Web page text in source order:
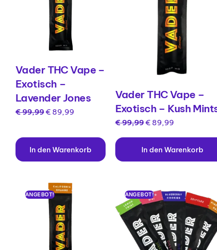
Vader THC Vape –
Exotisch –
Lavender Jones
€99,99€ 89,99
In den Warenkorb
Vader THC Vape –
Exotisch – Kush
€99,99€ 89,99
In den Warenkorb
ANGEBOT! ANGEBOT!